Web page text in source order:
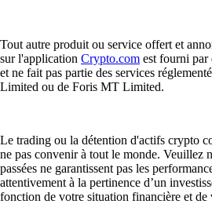
Tout autre produit ou service offert et
sur l'application Crypto.com est fourni par
et ne fait pas partie des services
Limited ou de Foris MT Limited.
Le trading ou la détention d'actifs crypto
ne pas convenir à tout le monde. Veuillez
passées ne garantissent pas les
attentivement à la pertinence d’un
fonction de votre situation financière et de